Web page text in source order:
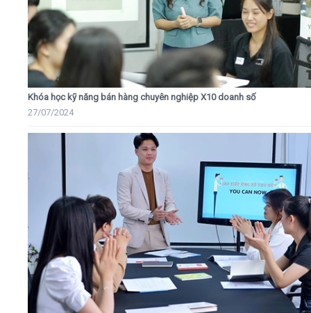
Khóa học kỹ năng bán hàng chuyên nghiệp X10 doanh số
27/07/2024